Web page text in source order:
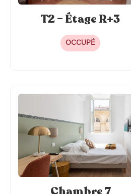
T2 – Étage R+3
OCCUPÉ